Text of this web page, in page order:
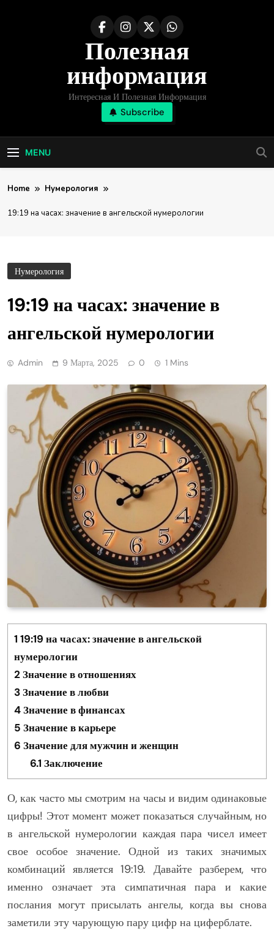
Полезная
информация
Интересная И Полезная Информация
Subscribe
MENU
Home Нумерология
19:19 на часах: значение в ангельской нумерологии
Нумерология
19:19 на часах: значение в
ангельской нумерологии
Admin 9 Марта, 2025 0 1 Mins
1 19:19 на часах: значение в ангельской
нумерологии
2Значение в отношениях
3Значение в любви
4Значение в финансах
5 Значение в карьере
6 Значение для мужчин и женщин
6.1 Заключение
О, как часто мы смотрим на часы и видим одинаковые
цифры! Этот момент может показаться случайным, но
в ангельской нумерологии каждая пара чисел имеет
свое особое значение. Одной из таких значимых
комбинаций является 19:19. Давайте разберем, что
именно означает эта симпатичная пара и какие
послания могут присылать ангелы, когда вы снова
заметили эту чарующую пару цифр на циферблате.